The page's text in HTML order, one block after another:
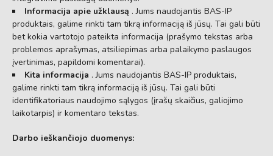
Informacija apie užklausą . Jums naudojantis BAS-IP
produktais, galime rinkti tam tikrą informaciją iš jūsų. Tai gali būti
bet kokia vartotojo pateikta informacija (prašymo tekstas arba
problemos aprašymas, atsiliepimas arba palaikymo paslaugos
įvertinimas, papildomi komentarai).
Kita informacija . Jums naudojantis BAS-IP produktais,
galime rinkti tam tikrą informaciją iš jūsų. Tai gali būti
identifikatoriaus naudojimo sąlygos (įrašų skaičius, galiojimo
laikotarpis) ir komentaro tekstas.
Darbo ieškančiojo duomenys: